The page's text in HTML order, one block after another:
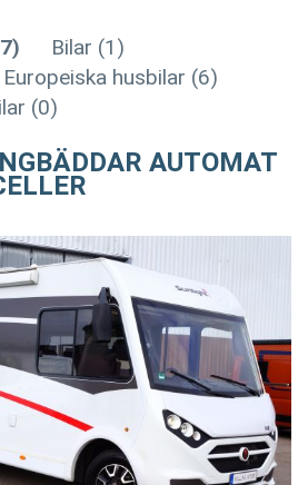
Bilar (1)
Europeiska husbilar (6)
(0)
AUTOMAT